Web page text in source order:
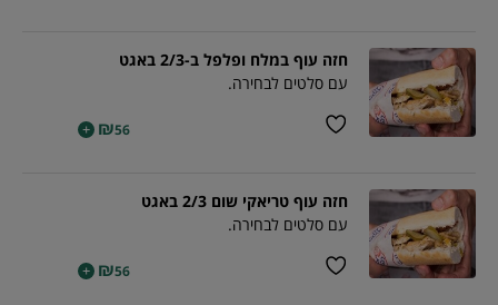
חזה עוף במלח ופלפל ב-2/3 באגט
עם סלטים לבחירה.
₪56
+
חזה עוף טריאקי שום 2/3 באגט
עם סלטים לבחירה.
₪56
+